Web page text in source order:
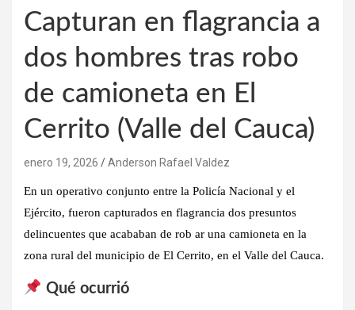
Capturan en flagrancia a
dos hombres tras robo
de camioneta en El
Cerrito (Valle del Cauca)
enero 19, 2026 Anderson Rafael Valdez
En un operativo conjunto entre la Policía Nacional y el
Ejército, fueron capturados en flagrancia dos presuntos
delincuentes que acababan de rob ar una camioneta en la
zona rural del municipio de El Cerrito, en el Valle del Cauca.
Qué ocurrió